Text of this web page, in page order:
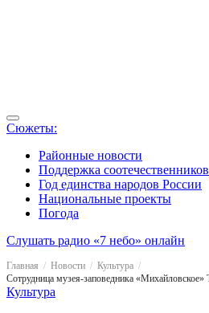
Сюжеты:
Районные новости
Поддержка соотечественников
Год единства народов России
Национальные проекты
Погода
Слушать радио «7 небо» онлайн
Главная Новости
Культура
Культура